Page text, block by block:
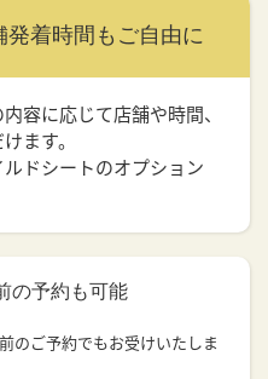
発着時間もご自由に
容に応じて店舗や時間、
ます。
ドシートのオプション
の予約も可能
のご予約でもお受けいたしま